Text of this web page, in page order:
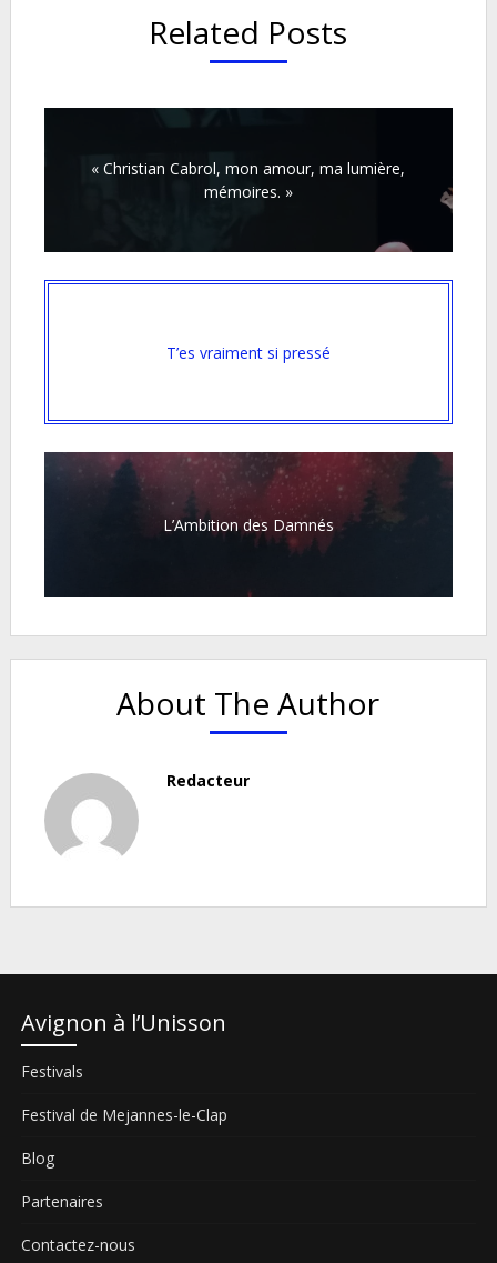
Related Posts
« Christian Cabrol, mon amour, ma lumière,
mémoires. »
T’es vraiment si pressé
L’Ambition des Damnés
About The Author
Redacteur
Avignon à l’Unisson
Festivals
Festival de Mejannes-le-Clap
Blog
Partenaires
Contactez-nous